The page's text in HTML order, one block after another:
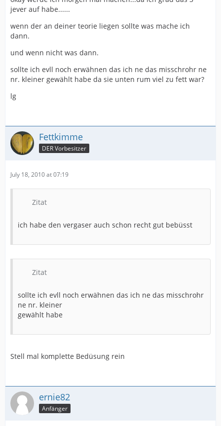
jever auf habe......
wenn der an deiner teorie liegen sollte was mache ich
dann.
und wenn nicht was dann.
sollte ich evll noch erwähnen das ich ne das misschrohr ne
nr. kleiner gewählt habe da sie unten rum viel zu fett war?
lg
Fettkimme
DER Vorbesitzer
July 18, 2010 at 07:19
Zitat
ich habe den vergaser auch schon recht gut bebüsst
Zitat
sollte ich evll noch erwähnen das ich ne das misschrohr
ne nr. kleiner
gewählt habe
Stell mal komplette Bedüsung rein
ernie82
Anfänger